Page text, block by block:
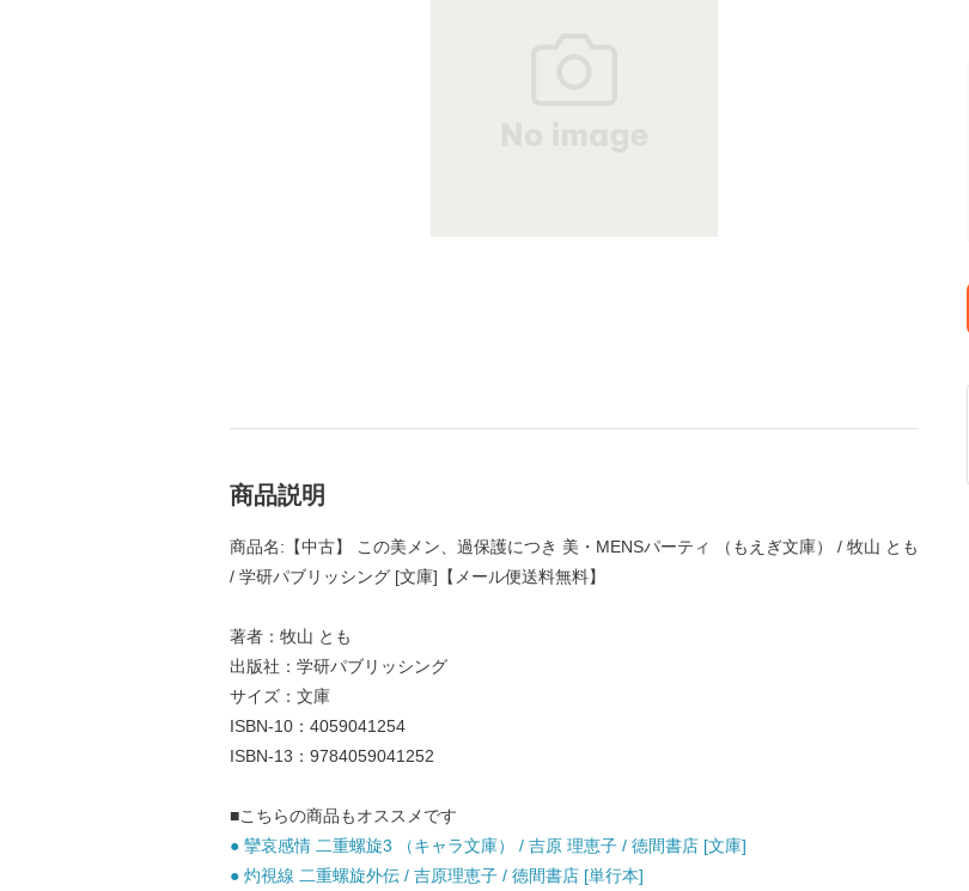
商品説明
商品名:【中古】 この美メン、過保護につき 美・MENSパーティ （もえぎ文庫） / 牧山 とも
/ 学研パブリッシング [文庫]【メール便送料無料】
著者：牧山 とも
出版社：学研パブリッシング
サイズ：文庫
ISBN-10：4059041254
ISBN-13：9784059041252
■こちらの商品もオススメです
● 攣哀感情 二重螺旋3 （キャラ文庫） / 吉原 理恵子 / 徳間書店 [文庫]
● 灼視線 二重螺旋外伝 / 吉原理恵子 / 徳間書店 [単行本]